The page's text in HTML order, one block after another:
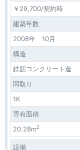
￥29,700/契約時
建築年数
2008年 10月
構造
鉄筋コンクリート造
間取り
1K
専有面積
20.28m2
設備